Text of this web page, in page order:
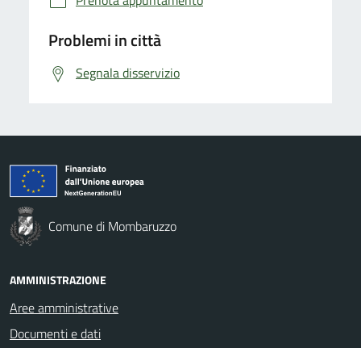
Problemi in città
Segnala disservizio
Comune di Mombaruzzo
AMMINISTRAZIONE
Aree amministrative
Documenti e dati